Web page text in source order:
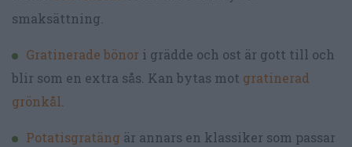
smaksättning.
Gratinerade bönor i grädde och ost är gott till och
blir som en extra sås. Kan bytas mot gratinerad
grönkål.
Potatisgratäng är annars en klassiker som passar